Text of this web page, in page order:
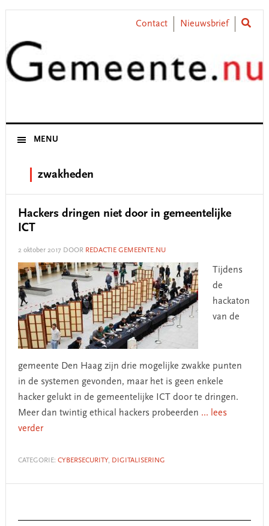
Skip
primary
navigation
Skip
content
Skip
primary
sidebar
Skip
footer
Contact Nieuwsbrief
MENU
zwakheden
Hackers dringen niet door in gemeentelijke
ICT
2 oktober 2017 DOOR REDACTIE GEMEENTE.NU
Tijdens
de
hackaton
van de
gemeente Den Haag zijn drie mogelijke zwakke punten
in de systemen gevonden, maar het is geen enkele
hacker gelukt in de gemeentelijke ICT door te dringen.
Meer dan twintig ethical hackers probeerden ... lees
verder
CATEGORIE: CYBERSECURITY, DIGITALISERING
Sidebar